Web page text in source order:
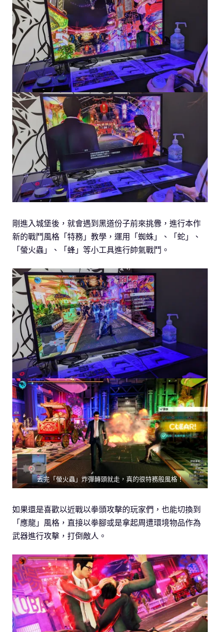
剛進入城堡後，就會遇到黑道份子前來挑釁，進行本作
新的戰鬥風格「特務」教學，運用「蜘蛛」、「蛇」、
「螢火蟲」、「蜂」等小工具進行帥氣戰鬥。
丟完「螢火蟲」炸彈轉頭就走，真的很特務般風格！
如果還是喜歡以近戰以拳頭攻擊的玩家們，也能切換到
「應龍」風格，直接以拳腳或是拿起周遭環境物品作為
武器進行攻擊，打倒敵人。